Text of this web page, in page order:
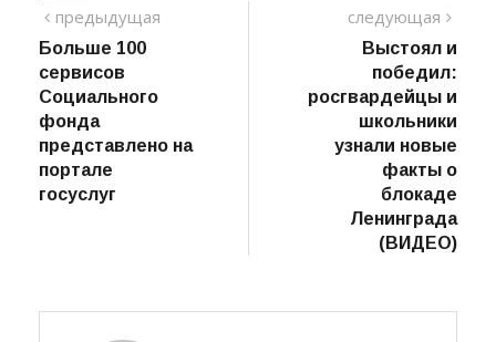
Навигация
по
записям
предыдущая
Больше 100
сервисов
Социального
фонда
представлено на
портале
госуслуг
следующая
Выстоял и
победил:
росгвардейцы и
школьники
узнали новые
факты о
блокаде
Ленинграда
(ВИДЕО)